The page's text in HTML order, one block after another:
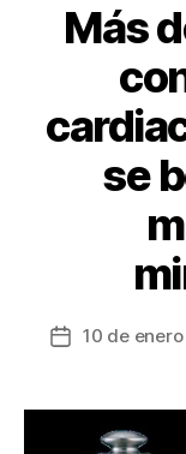
Más
se
Fecha
entrada
10 de